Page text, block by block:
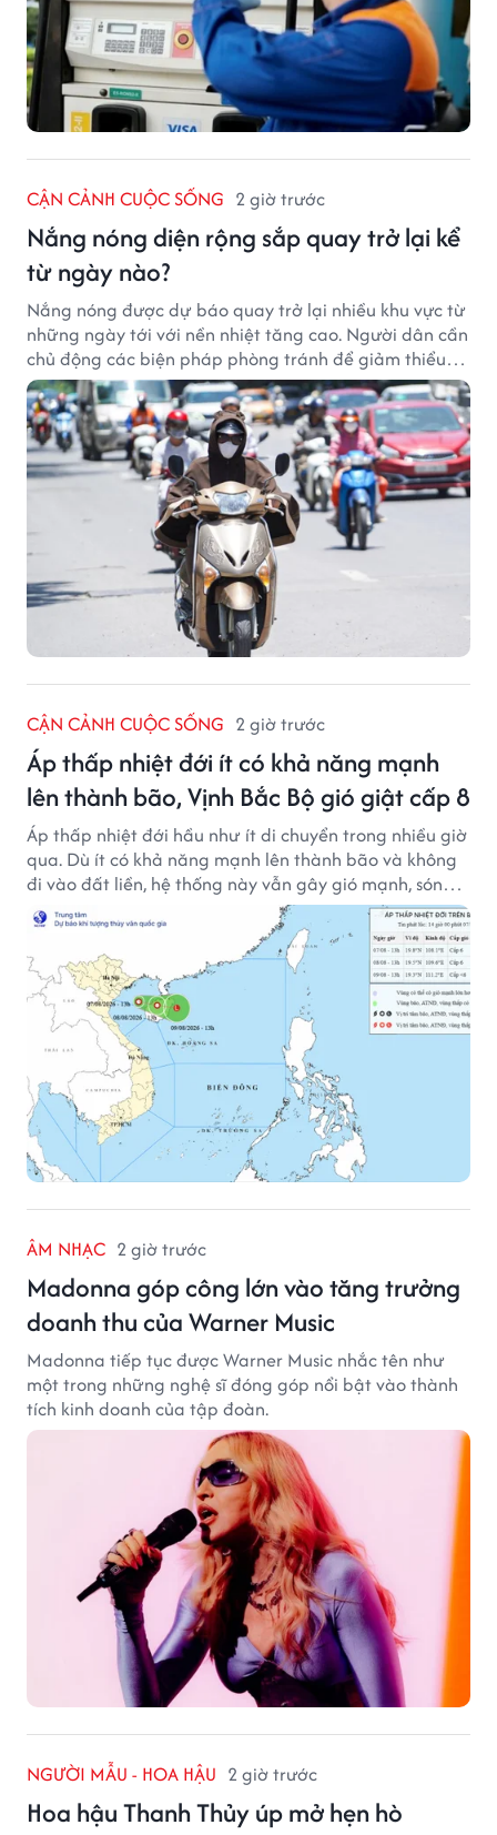
CẬN CẢNH CUỘC SỐNG 2 giờ trước
Nắng nóng diện rộng sắp quay trở lại kể
từ ngày nào?
Nắng nóng được dự báo quay trở lại nhiều khu vực từ
những ngày tới với nền nhiệt tăng cao. Người dân cần
chủ động các biện pháp phòng tránh để giảm thiểu
tác động của thời tiết cực đoan.
CẬN CẢNH CUỘC SỐNG 2 giờ trước
Áp thấp nhiệt đới ít có khả năng mạnh
lên thành bão, Vịnh Bắc Bộ gió giật cấp 8
Áp thấp nhiệt đới hầu như ít di chuyển trong nhiều giờ
qua. Dù ít có khả năng mạnh lên thành bão và không
đi vào đất liền, hệ thống này vẫn gây gió mạnh, sóng
lớn trên nhiều vùng biển.
ÂM NHẠC 2 giờ trước
Madonna góp công lớn vào tăng trưởng
doanh thu của Warner Music
Madonna tiếp tục được Warner Music nhắc tên như
một trong những nghệ sĩ đóng góp nổi bật vào thành
tích kinh doanh của tập đoàn.
NGƯỜI MẪU - HOA HẬU 2 giờ trước
Hoa hậu Thanh Thủy úp mở hẹn hò